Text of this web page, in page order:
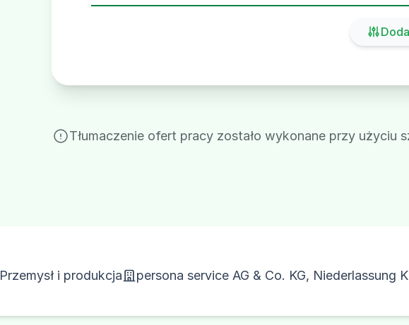
Tłumaczenie ofert pracy zostało wykonane przy użyciu
Przemysł i produkcja persona service AG & Co. KG, Niederlassung